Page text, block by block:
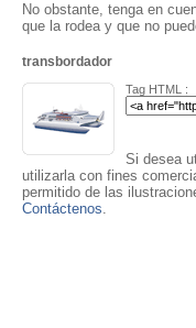
No obstante, tenga en
que la rodea y que no
transbordador
Tag HTML :
Si desea
utilizarla con fines
permitido de las
Contáctenos.